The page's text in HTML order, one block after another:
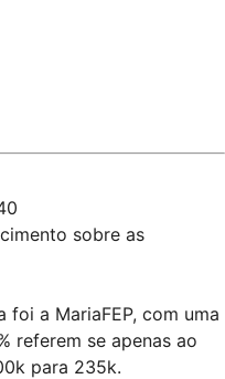
sobre as
foi a MariaFEP, com uma
referem se apenas ao
para 235k.